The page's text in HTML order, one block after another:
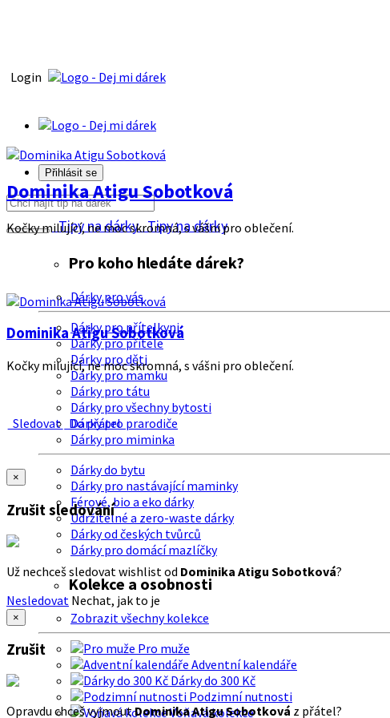
Login
Přihlásit se
Tipy na dárkyTipy na dárky
Pro koho hledáte dárek?
Dárky pro vás
Dárky pro přítelkyni
Dárky pro přítele
Dárky pro děti
Dárky pro mamku
Dárky pro tátu
Dárky pro všechny bytosti
Dárky pro prarodiče
Dárky pro miminka
Dárky do bytu
Dárky pro nastávající maminky
Férové, bio a eko dárky
Udržitelné a zero-waste dárky
Dárky od českých tvůrců
Dárky pro domácí mazlíčky
Kolekce a osobnosti
Zobrazit všechny kolekce
Pro muže
Adventní kalendáře
Dárky do 300 Kč
Podzimní nutnosti
Voňavá kolekce
Dominika Atigu Sobotková
Kočky milující, ne moc skromná, s vášni pro oblečení.
Dominika Atigu Sobotková
Kočky milující, ne moc skromná, s vášni pro oblečení.
Sledovat Do přátel
×
Zrušit sledování
Už nechceš sledovat wishlist od Dominika Atigu Sobotková?
Nesledovat Nechat, jak to je
×
Zrušit
Opravdu chceš vyjmoutDominika Atigu Sobotková z přátel?